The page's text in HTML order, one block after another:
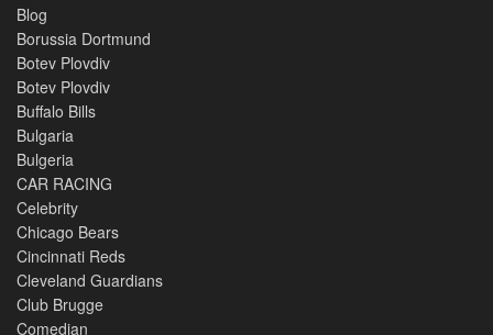
Blog
Borussia Dortmund
Botev Plovdiv
Botev Plovdiv
Buffalo Bills
Bulgaria
Bulgeria
CAR RACING
Celebrity
Chicago Bears
Cincinnati Reds
Cleveland Guardians
Club Brugge
Comedian